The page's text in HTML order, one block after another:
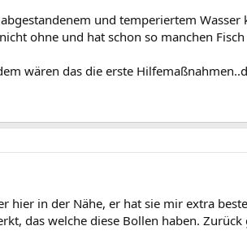
und temperiertem
ohne und hat schon so manchen
wären das die erste
hier in der Nähe, er hat sie mir extra
das welche diese Bollen haben.